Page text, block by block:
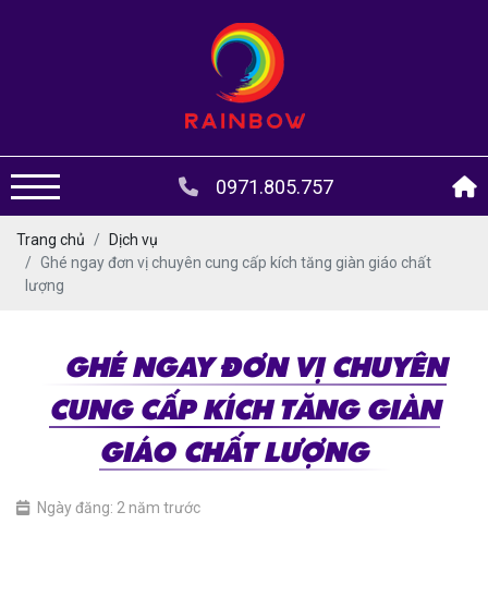
0971.805.757
Trang chủ
Dịch vụ
Ghé ngay đơn vị chuyên cung cấp kích tăng giàn giáo chất
lượng
GHÉ NGAY ĐƠN VỊ CHUYÊN
CUNG CẤP KÍCH TĂNG GIÀN
GIÁO CHẤT LƯỢNG
Ngày đăng: 2 năm trước